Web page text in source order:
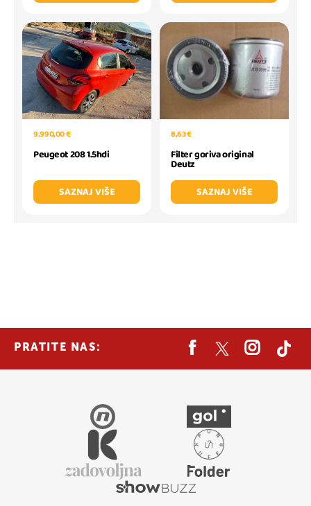
9.990,00 €
Peugeot 208 1.5hdi
SAZNAJ VIŠE
8,63 €
Filter goriva original
Deutz
SAZNAJ VIŠE
PRATITE NAS: